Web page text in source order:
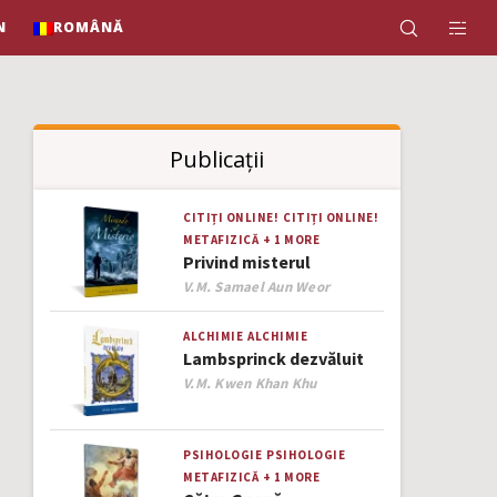
ROMÂNĂ
Publicații
CITIȚI ONLINE! CITIȚI ONLINE!
METAFIZICĂ + 1 MORE
Privind misterul
Author
V.M. Samael Aun Weor
ALCHIMIE ALCHIMIE
Lambsprinck dezvăluit
Author
V.M. Kwen Khan Khu
PSIHOLOGIE PSIHOLOGIE
METAFIZICĂ + 1 MORE